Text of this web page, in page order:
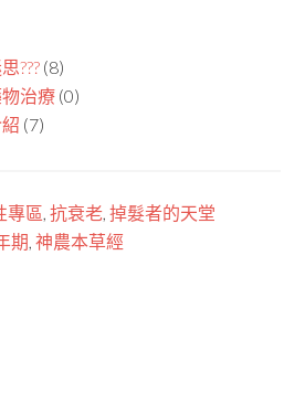
??? (8)
治療 (0)
(7)
專區,抗衰老,掉髮者的天堂
期,神農本草經